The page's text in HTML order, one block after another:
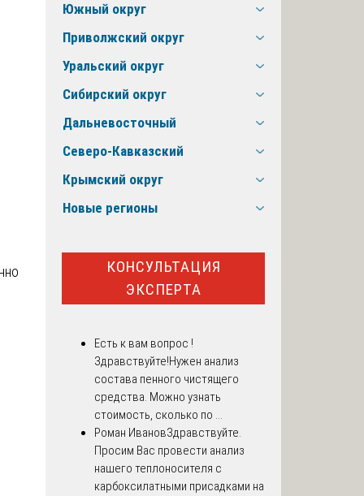
Южный округ
Приволжский округ
Уральский округ
Сибирский округ
Дальневосточный
Северо-Кавказский
Крымский округ
Новые регионы
КОНСУЛЬТАЦИЯ
ЭКСПЕРТА
Есть к вам вопрос !
Здравствуйте!Нужен анализ
состава пенного чистящего
средства. Можно узнать
стоимость, сколько по ...
Роман ИвановЗдравствуйте.
Просим Вас провести анализ
нашего теплоносителя с
карбоксилатными присадками на